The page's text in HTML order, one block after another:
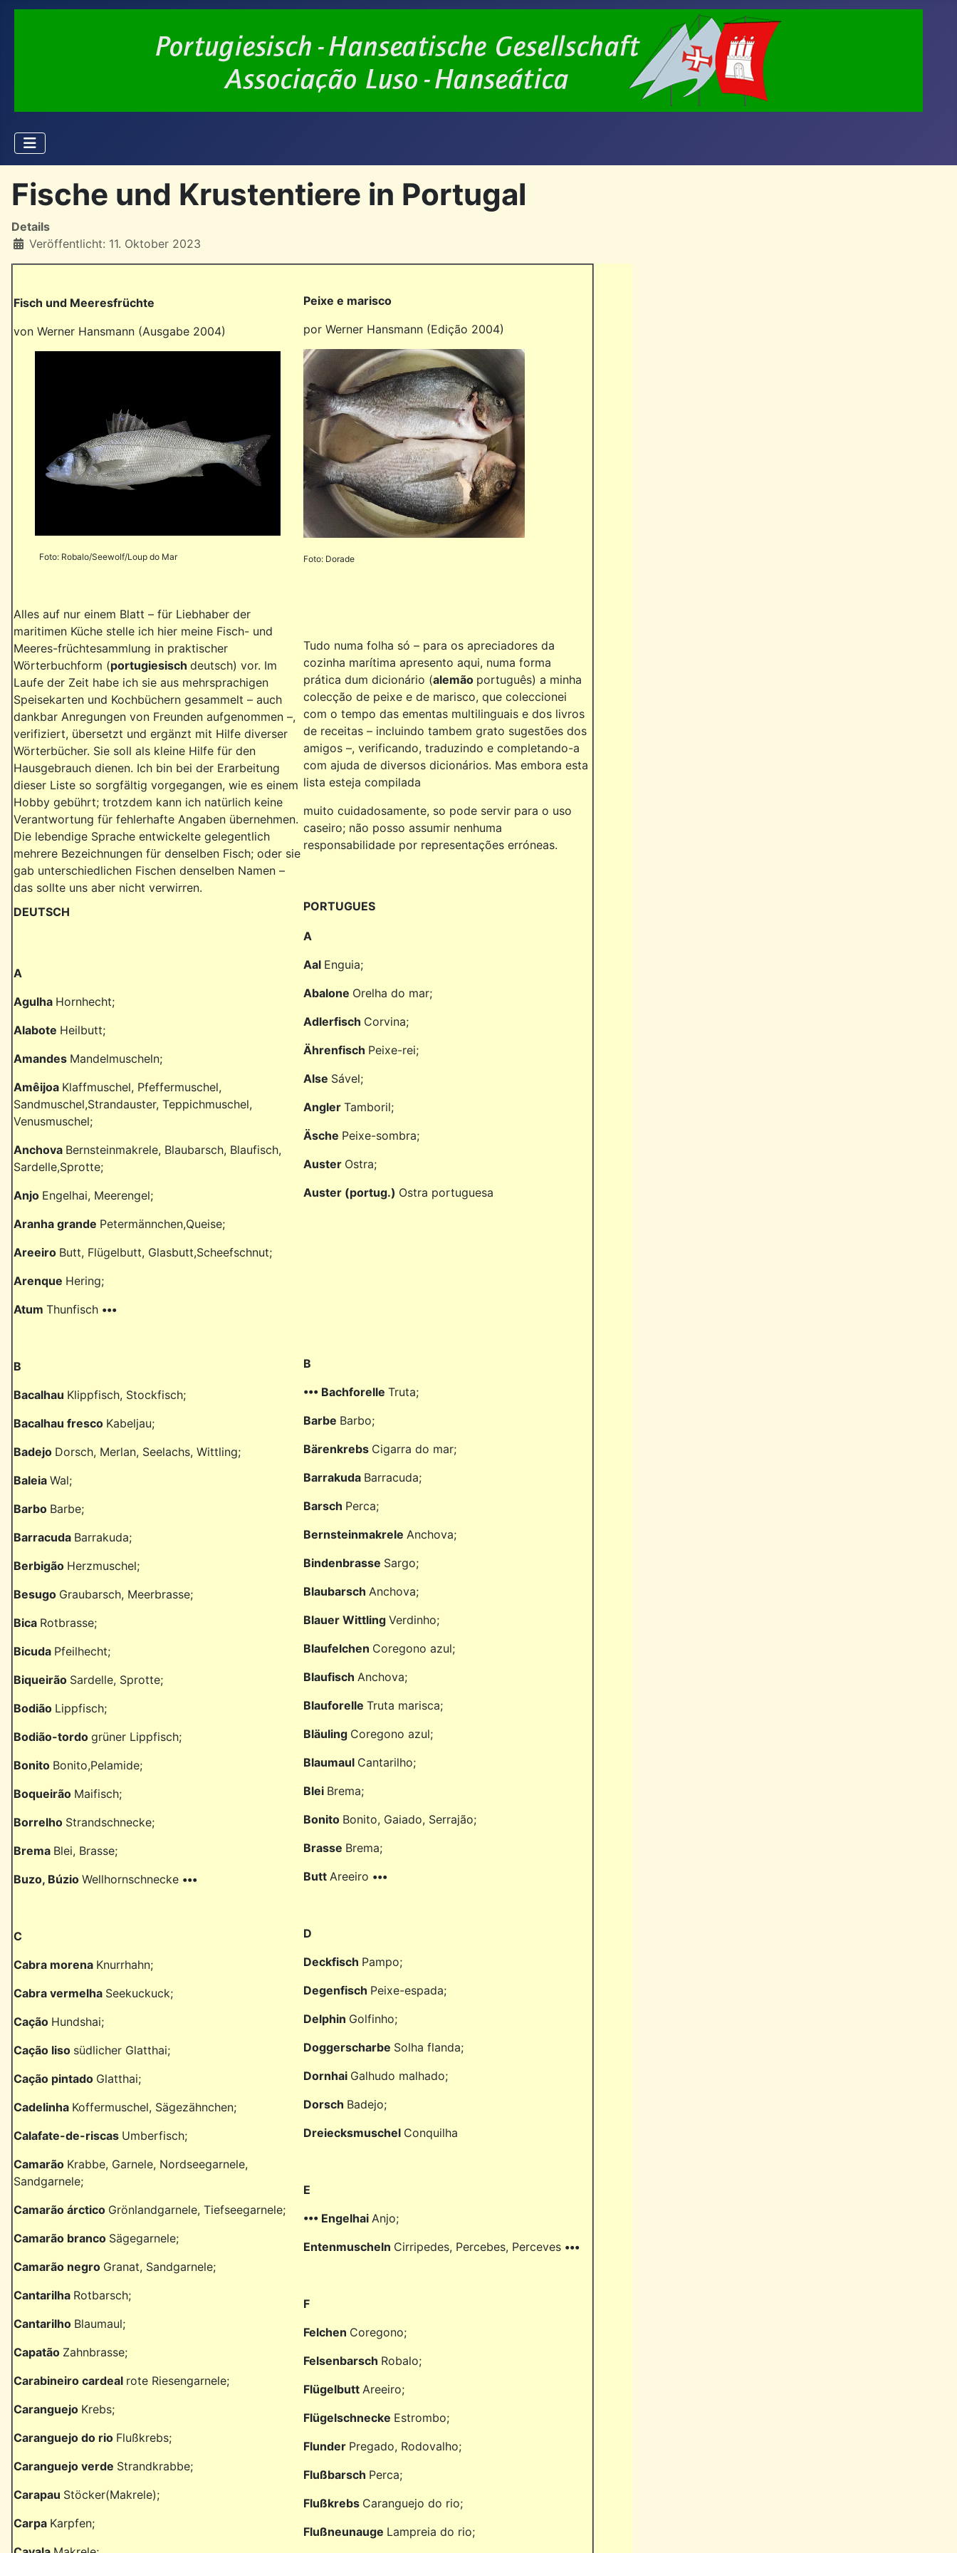
Fische und Krustentiere in Portugal
Details
Veröffentlicht: 11. Oktober 2023
Fisch und Meeresfrüchte
von Werner Hansmann (Ausgabe 2004)
Foto: Robalo/Seewolf/Loup do Mar
Peixe e marisco
por Werner Hansmann (Edição 2004)
Foto: Dorade
Alles auf nur einem Blatt – für Liebhaber der
maritimen Küche stelle ich hier meine Fisch- und
Meeres-früchtesammlung in praktischer
Wörterbuchform (portugiesisch deutsch) vor. Im
Laufe der Zeit habe ich sie aus mehrsprachigen
Speisekarten und Kochbüchern gesammelt – auch
dankbar Anregungen von Freunden aufgenommen –,
verifiziert, übersetzt und ergänzt mit Hilfe diverser
Wörterbücher. Sie soll als kleine Hilfe für den
Hausgebrauch dienen. Ich bin bei der Erarbeitung
dieser Liste so sorgfältig vorgegangen, wie es einem
Hobby gebührt; trotzdem kann ich natürlich keine
Verantwortung für fehlerhafte Angaben übernehmen.
Die lebendige Sprache entwickelte gelegentlich
mehrere Bezeichnungen für denselben Fisch; oder sie
gab unterschiedlichen Fischen denselben Namen –
das sollte uns aber nicht verwirren.
Tudo numa folha só – para os apreciadores da
cozinha marítima apresento aqui, numa forma
prática dum dicionário (alemão português) a minha
colecção de peixe e de marisco, que coleccionei
com o tempo das ementas multilinguais e dos livros
de receitas – incluindo tambem grato sugestões dos
amigos –, verificando, traduzindo e completando-a
com ajuda de diversos dicionários. Mas embora esta
lista esteja compilada
muito cuidadosamente, so pode servir para o uso
caseiro; não posso assumir nenhuma
responsabilidade por representações erróneas.
DEUTSCH PORTUGUES
A
Agulha Hornhecht;
Alabote Heilbutt;
Amandes Mandelmuscheln;
Amêijoa Klaffmuschel, Pfeffermuschel,
Sandmuschel,Strandauster, Teppichmuschel,
Venusmuschel;
Anchova Bernsteinmakrele, Blaubarsch, Blaufisch,
Sardelle,Sprotte;
Anjo Engelhai, Meerengel;
Aranha grande Petermännchen,Queise;
Areeiro Butt, Flügelbutt, Glasbutt,Scheefschnut;
Arenque Hering;
Atum Thunfisch •••
B
Bacalhau Klippfisch, Stockfisch;
Bacalhau fresco Kabeljau;
Badejo Dorsch, Merlan, Seelachs, Wittling;
Baleia Wal;
Barbo Barbe;
Barracuda Barrakuda;
Berbigão Herzmuschel;
Besugo Graubarsch, Meerbrasse;
Bica Rotbrasse;
Bicuda Pfeilhecht;
Biqueirão Sardelle, Sprotte;
Bodião Lippfisch;
Bodião-tordo grüner Lippfisch;
Bonito Bonito,Pelamide;
Boqueirão Maifisch;
Borrelho Strandschnecke;
Brema Blei, Brasse;
Buzo, Búzio Wellhornschnecke •••
C
Cabra morena Knurrhahn;
Cabra vermelha Seekuckuck;
Cação Hundshai;
Cação liso südlicher Glatthai;
Cação pintado Glatthai;
Cadelinha Koffermuschel, Sägezähnchen;
Calafate-de-riscas Umberfisch;
Camarão Krabbe, Garnele, Nordseegarnele,
Sandgarnele;
Camarão árctico Grönlandgarnele, Tiefseegarnele;
Camarão branco Sägegarnele;
Camarão negro Granat, Sandgarnele;
Cantarilha Rotbarsch;
Cantarilho Blaumaul;
Capatão Zahnbrasse;
Carabineiro cardeal rote Riesengarnele;
Caranguejo Krebs;
Caranguejo do rio Flußkrebs;
Caranguejo verde Strandkrabbe;
Carapau Stöcker(Makrele);
Carpa Karpfen;
A
Aal Enguia;
Abalone Orelha do mar;
Adlerfisch Corvina;
Ährenfisch Peixe-rei;
Alse Sável;
Angler Tamboril;
Äsche Peixe-sombra;
Auster Ostra;
Auster (portug.) Ostra portuguesa
B
••• Bachforelle Truta;
Barbe Barbo;
Bärenkrebs Cigarra do mar;
Barrakuda Barracuda;
Barsch Perca;
Bernsteinmakrele Anchova;
Bindenbrasse Sargo;
Blaubarsch Anchova;
Blauer Wittling Verdinho;
Blaufelchen Coregono azul;
Blaufisch Anchova;
Blauforelle Truta marisca;
Bläuling Coregono azul;
Blaumaul Cantarilho;
Blei Brema;
Bonito Bonito, Gaiado, Serrajão;
Brasse Brema;
Butt Areeiro •••
D
Deckfisch Pampo;
Degenfisch Peixe-espada;
Delphin Golfinho;
Doggerscharbe Solha flanda;
Dornhai Galhudo malhado;
Dorsch Badejo;
Dreiecksmuschel Conquilha
E
••• Engelhai Anjo;
Entenmuscheln Cirripedes, Percebes, Perceves •••
F
Felchen Coregono;
Felsenbarsch Robalo;
Flügelbutt Areeiro;
Flügelschnecke Estrombo;
Flunder Pregado, Rodovalho;
Flußbarsch Perca;
Flußkrebs Caranguejo do rio;
Flußneunauge Lampreia do rio;